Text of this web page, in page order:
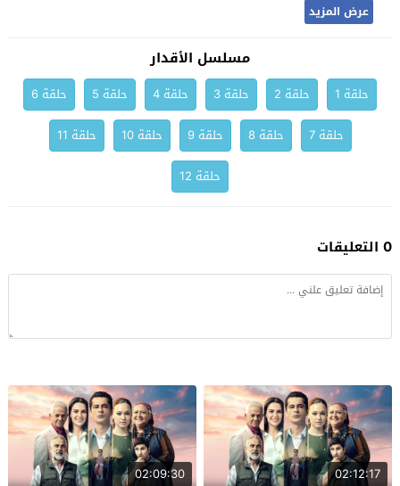
عرض المزيد
مسلسل الأقدار
حلقة 1 حلقة 2 حلقة 3 حلقة 4 حلقة 5
حلقة 6
حلقة 7
حلقة 8 حلقة 9 حلقة 10
حلقة 11
حلقة 12
0 التعليقات
02:12:17
02:09:30